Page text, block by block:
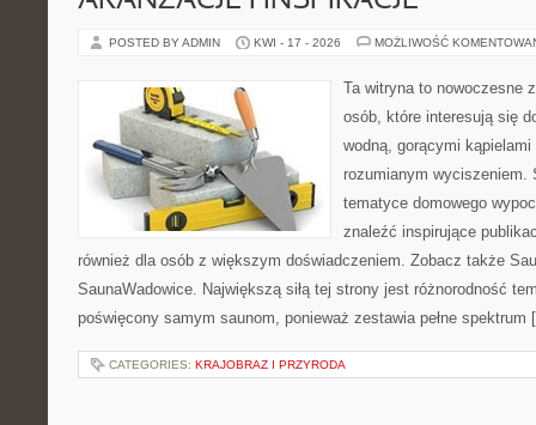
POSTED BY ADMIN KWI - 17 - 2026 MOŻLIWOŚĆ
Ta witryna to nowoczesne
osób, które interesują się
wodną, gorącymi
rozumianym wyciszeniem.
tematyce domowego
znaleźć inspirujące
również dla osób z większym doświadczeniem. Zobacz także
SaunaWadowice. Największą siłą tej strony jest różnorodność
poświęcony samym saunom, ponieważ zestawia pełne
CATEGORIES: KRAJOBRAZ I PRZYRODA